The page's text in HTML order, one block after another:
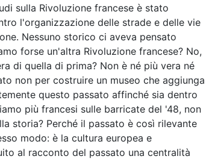
sulla Rivoluzione francese è stato
l'organizzazione delle strade e delle vie
Nessuno storico ci aveva pensato
forse un'altra Rivoluzione francese? No,
di quella di prima? Non è né più vera né
non per costruire un museo che aggiunga
questo passato affinché sia dentro
più francesi sulle barricate del '48, non
storia? Perché il passato è così rilevante
modo: è la cultura europea e
al racconto del passato una centralità